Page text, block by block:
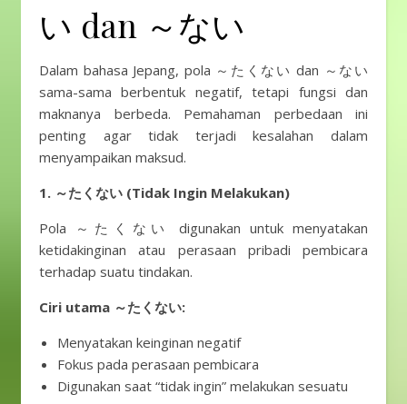
い dan ～ない
Dalam bahasa Jepang, pola ～たくない dan ～ない
sama-sama berbentuk negatif, tetapi fungsi dan
maknanya berbeda. Pemahaman perbedaan ini
penting agar tidak terjadi kesalahan dalam
menyampaikan maksud.
1. ～たくない (Tidak Ingin Melakukan)
Pola ～たくない digunakan untuk menyatakan
ketidakinginan atau perasaan pribadi pembicara
terhadap suatu tindakan.
Ciri utama ～たくない:
Menyatakan keinginan negatif
Fokus pada perasaan pembicara
Digunakan saat “tidak ingin” melakukan sesuatu